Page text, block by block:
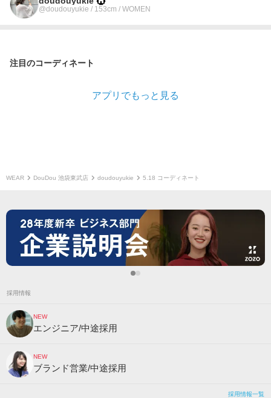
@doudouyukie / 153cm / WOMEN
注目のコーディネート
アプリでもっと見る
WEAR DouDou 池袋東武店 doudouyukie 5.18 コーディネート
採用情報
NEW
エンジニア/中途採用
NEW
ブランド営業/中途採用
採用情報一覧